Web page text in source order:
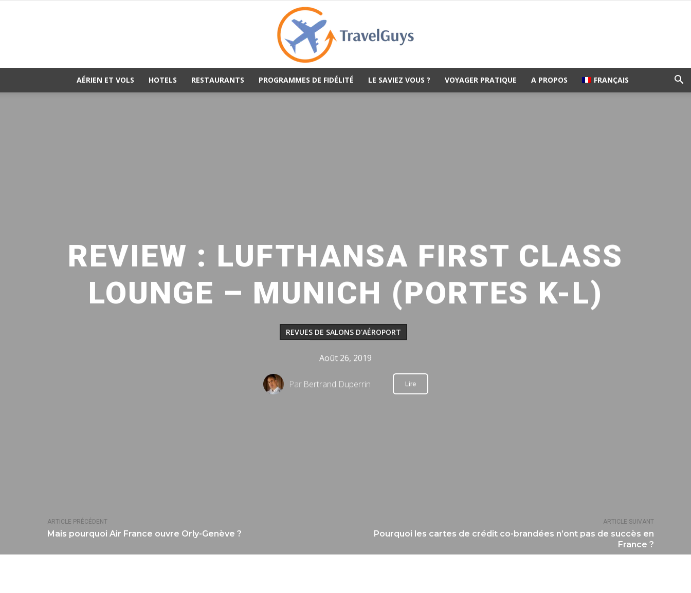
AÉRIEN ET VOLS HOTELS RESTAURANTS PROGRAMMES DE FIDÉLITÉ LE SAVIEZ VOUS ? VOYAGER PRATIQUE A PROPOS FRANÇAIS
ARTICLE PRÉCÉDENT
Mais pourquoi Air France ouvre Orly-Genève ?
ARTICLE SUIVANT
Pourquoi les cartes de crédit co-brandées n’ont pas de succès en
France ?
REVIEW : LUFTHANSA FIRST CLASS
LOUNGE – MUNICH (PORTES K-L)
REVUES DE SALONS D'AÉROPORT
Août 26, 2019
Par Bertrand Duperrin Lire